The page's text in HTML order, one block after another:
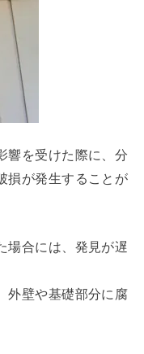
響を受けた際に、分
損が発生することが
場合には、発見が遅
外壁や基礎部分に腐